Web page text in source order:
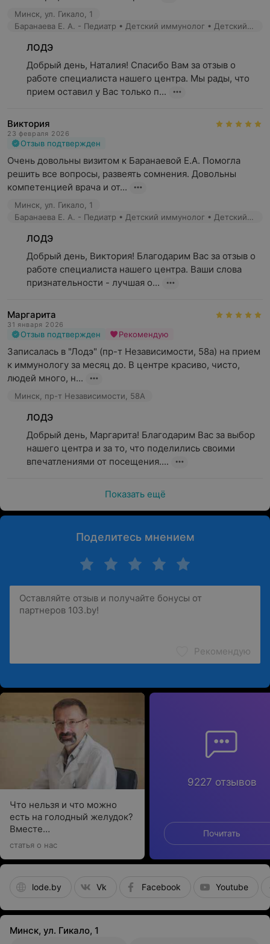
Минск, ул. Гикало, 1
Баранаева Е. А. - Педиатр • Детский иммунолог • Детский аллерголог
ЛОДЭ
Добрый день, Наталия! Спасибо Вам за отзыв о
работе специалиста нашего центра. Мы рады, что
прием оставил у Вас только п...
Виктория
23 февраля 2026
Отзыв подтвержден
Очень довольны визитом к Баранаевой Е.А. Помогла
решить все вопросы, развеять сомнения. Довольны
компетенцией врача и от...
Минск, ул. Гикало, 1
Баранаева Е. А. - Педиатр • Детский иммунолог • Детский аллерголог
ЛОДЭ
Добрый день, Виктория! Благодарим Вас за отзыв о
работе специалиста нашего центра. Ваши слова
признательности - лучшая о...
Маргарита
31 января 2026
Отзыв подтвержден Рекомендую
Записалась в "Лодэ" (пр-т Независимости, 58а) на прием
к иммунологу за месяц до. В центре красиво, чисто,
людей много, н...
Минск, пр-т Независимости, 58А
ЛОДЭ
Добрый день, Маргарита! Благодарим Вас за выбор
нашего центра и за то, что поделились своими
впечатлениями от посещения....
Показать ещё
Поделитесь мнением
Рекомендую
Что нельзя и что можно
есть на голодный желудок?
Вместе
с гастроэнтерологом
варианты
статья о нас
9227 отзывов
Почитать
lode.by Vk Facebook Youtube
Минск, ул. Гикало, 1